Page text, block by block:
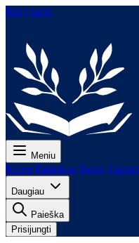
Eiti į turinį
Meniu
Kaina Pamokos Testai
Daugiau
Paieška
Prisijungti